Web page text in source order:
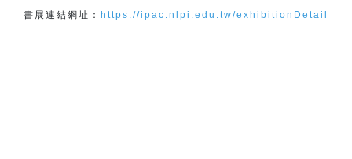
書展連結網址： https://ipac.nlpi.edu.tw/exhibitionDetail/